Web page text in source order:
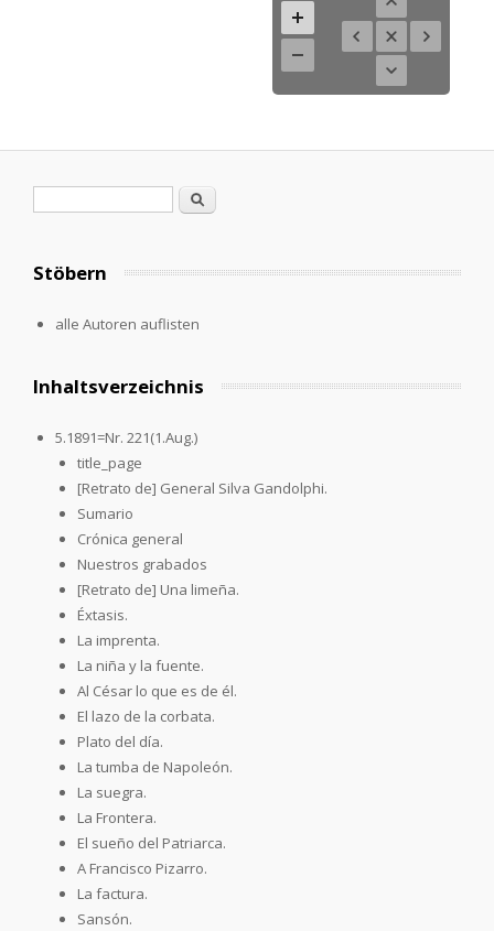
Suche
Stöbern
alle Autoren auflisten
Inhaltsverzeichnis
5.1891=Nr. 221(1.Aug.)
title_page
[Retrato de] General Silva Gandolphi.
Sumario
Crónica general
Nuestros grabados
[Retrato de] Una limeña.
Éxtasis.
La imprenta.
La niña y la fuente.
Al César lo que es de él.
El lazo de la corbata.
Plato del día.
La tumba de Napoleón.
La suegra.
La Frontera.
El sueño del Patriarca.
A Francisco Pizarro.
La factura.
Sansón.